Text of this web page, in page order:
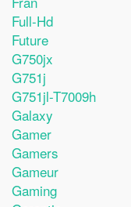
Full-Hd
Future
G750jx
G751j
G751jl-T7009h
Galaxy
Gamer
Gamers
Gameur
Gaming